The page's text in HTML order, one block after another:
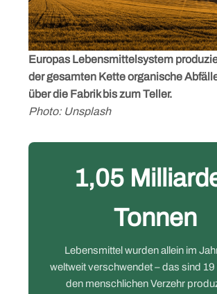
Europas Lebensmittelsystem
der gesamten Kette organische
über die Fabrik bis zum Teller.
Photo: Unsplash
1,05
Tonnen
Lebensmittel wurden allein im
weltweit verschwendet – das sind 19
den menschlichen Verzehr